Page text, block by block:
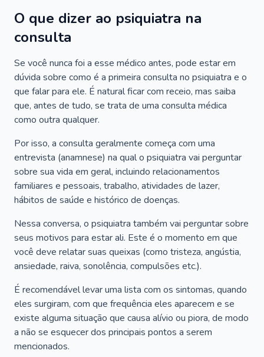
O que dizer ao psiquiatra na
consulta
Se você nunca foi a esse médico antes, pode estar em
dúvida sobre como é a primeira consulta no psiquiatra e o
que falar para ele. É natural ficar com receio, mas saiba
que, antes de tudo, se trata de uma consulta médica
como outra qualquer.
Por isso, a consulta geralmente começa com uma
entrevista (anamnese) na qual o psiquiatra vai perguntar
sobre sua vida em geral, incluindo relacionamentos
familiares e pessoais, trabalho, atividades de lazer,
hábitos de saúde e histórico de doenças.
Nessa conversa, o psiquiatra também vai perguntar sobre
seus motivos para estar ali. Este é o momento em que
você deve relatar suas queixas (como tristeza, angústia,
ansiedade, raiva, sonolência, compulsões etc.).
É recomendável levar uma lista com os sintomas, quando
eles surgiram, com que frequência eles aparecem e se
existe alguma situação que causa alívio ou piora, de modo
a não se esquecer dos principais pontos a serem
mencionados.